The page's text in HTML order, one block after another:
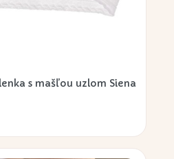
s mašľou uzlom Siena